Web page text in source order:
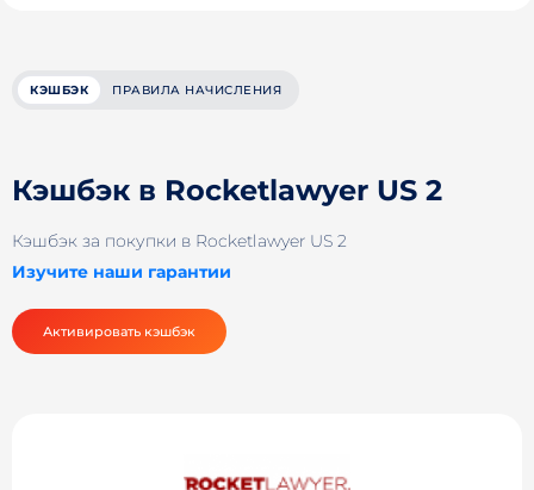
КЭШБЭК ПРАВИЛА НАЧИСЛЕНИЯ
Кэшбэк в Rocketlawyer US 2
Кэшбэк за покупки в Rocketlawyer US 2
Изучите наши гарантии
Активировать кэшбэк